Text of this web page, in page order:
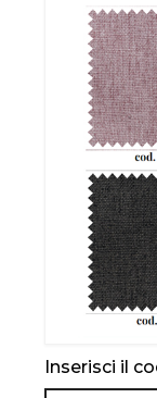
Inserisci il